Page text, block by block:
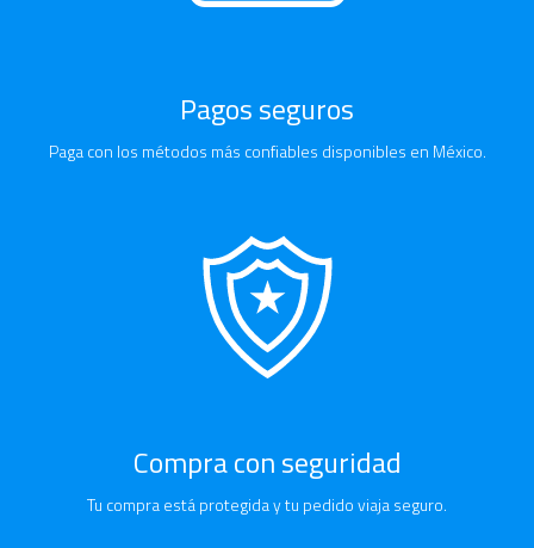
Pagos seguros
Paga con los métodos más confiables disponibles en México.
Compra con seguridad
Tu compra está protegida y tu pedido viaja seguro.